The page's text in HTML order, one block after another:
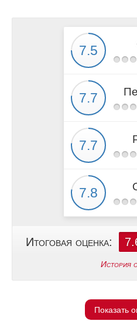
Итоговая оценка:
История
Показать